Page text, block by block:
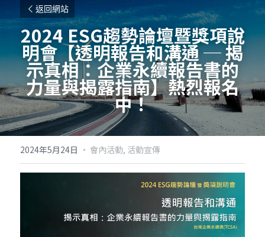
返回網站
2024 ESG趨勢論壇暨獎項說
明會【透明報告和溝通 ─ 揭
示真相：企業永續報告書的
力量與揭露指南】熱烈報名
中！
2024年5月24日 · 會內活動, 活動宣傳